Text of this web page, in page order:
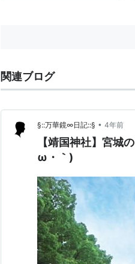
関連ブログ
§::万華鏡∞日記::§ • 4年前
【靖国神社】宮城
ω・｀)